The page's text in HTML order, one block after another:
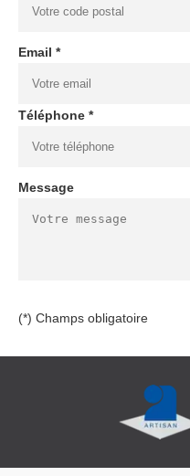
Email *
Téléphone *
Message
(*) Champs obligatoire